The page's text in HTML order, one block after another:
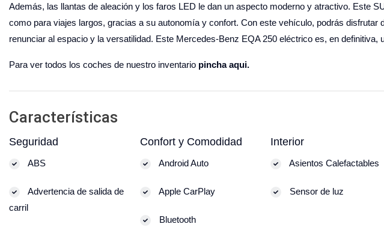
Además, las llantas de aleación y los faros LED le dan un aspecto moderno y atractivo. Este
como para viajes largos, gracias a su autonomía y confort. Con este vehículo, podrás disfrutar
renunciar al espacio y la versatilidad. Este Mercedes-Benz EQA 250 eléctrico es, en definitiva,
Para ver todos los coches de nuestro inventario pincha aqui.
Características
Seguridad
ABS
Advertencia de salida de
carril
Confort y Comodidad
Android Auto
Apple CarPlay
Bluetooth
Interior
Asientos Calefactables
Sensor de luz